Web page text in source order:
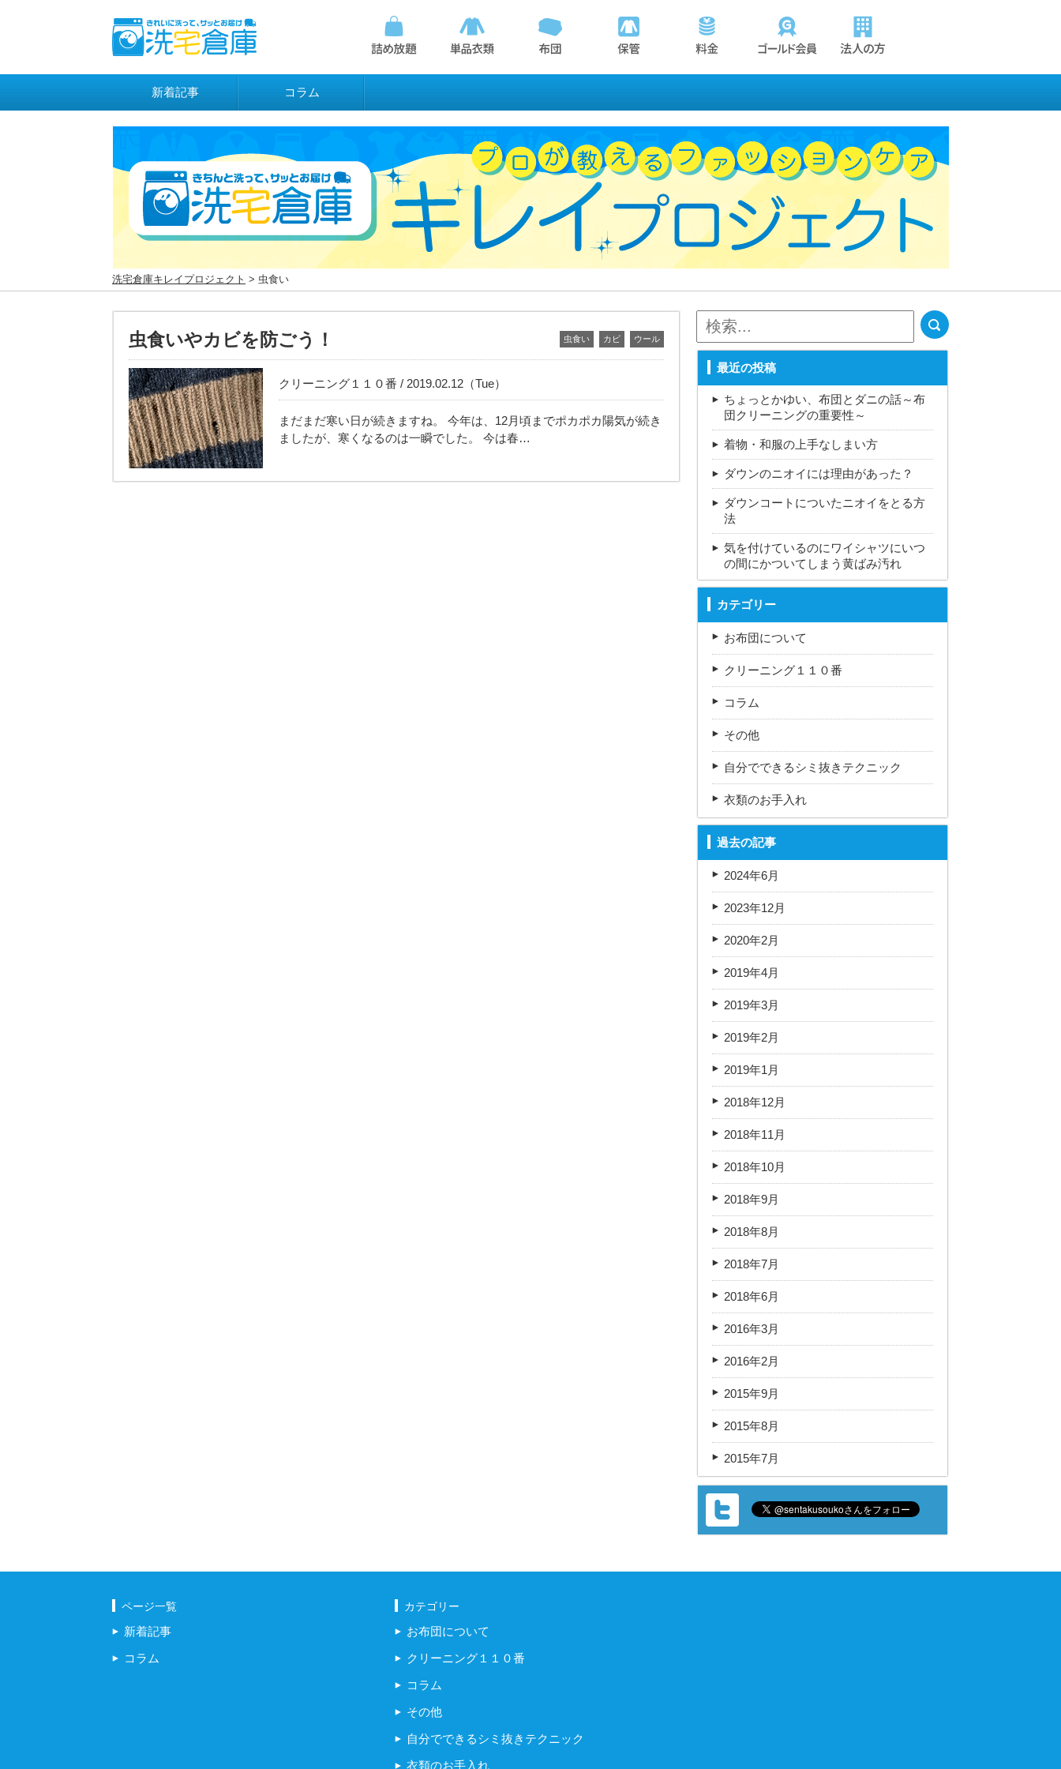
新着記事 コラム
洗宅倉庫キレイプロジェクト > 虫食い
ウール
カビ
虫食い
虫食いやカビを防ごう！
クリーニング１１０番 / 2019.02.12（Tue）
まだまだ寒い日が続きますね。 今年は、12月頃までポカポカ陽気が続き
ましたが、寒くなるのは一瞬でした。 今は春…
最近の投稿
ちょっとかゆい、布団とダニの話～布
団クリーニングの重要性～
着物・和服の上手なしまい方
ダウンのニオイには理由があった？
ダウンコートについたニオイをとる方
法
気を付けているのにワイシャツにいつ
の間にかついてしまう黄ばみ汚れ
カテゴリー
お布団について
クリーニング１１０番
コラム
その他
自分でできるシミ抜きテクニック
衣類のお手入れ
過去の記事
2024年6月
2023年12月
2020年2月
2019年4月
2019年3月
2019年2月
2019年1月
2018年12月
2018年11月
2018年10月
2018年9月
2018年8月
2018年7月
2018年6月
2016年3月
2016年2月
2015年9月
2015年8月
2015年7月
ページ一覧
新着記事
コラム
カテゴリー
お布団について
クリーニング１１０番
コラム
その他
自分でできるシミ抜きテクニック
衣類のお手入れ